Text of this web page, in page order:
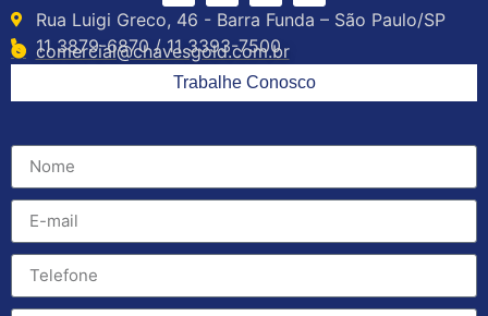
Rua Luigi Greco, 46 - Barra Funda – São Paulo/SP
11 3879-6870 / 11 3393-7500
comercial@chavesgold.com.br
Trabalhe Conosco